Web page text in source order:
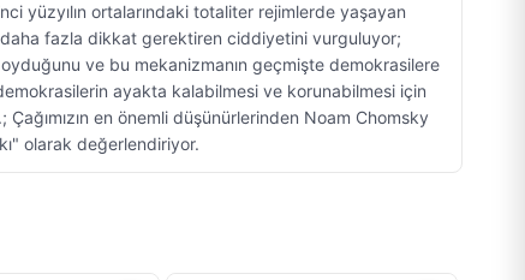
yüzyılın ortalarındaki totaliter rejimlerde yaşayan
fazla dikkat gerektiren ciddiyetini vurguluyor;
ve bu mekanizmanın geçmişte demokrasilere
ayakta kalabilmesi ve korunabilmesi için
en önemli düşünürlerinden Noam Chomsky
olarak değerlendiriyor.